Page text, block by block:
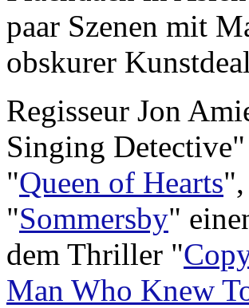
paar Szenen mit
obskurer
Regisseur Jon
Singing
"Queen of Hearts
"Sommersby"
dem Thriller "
Man Who Knew